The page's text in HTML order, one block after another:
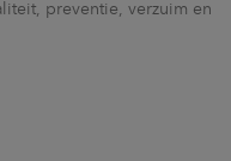
preventie, verzuim en